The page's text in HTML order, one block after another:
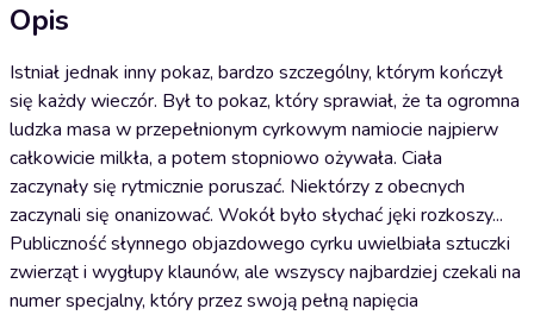
Opis
Istniał jednak inny pokaz, bardzo szczególny, którym kończył
się każdy wieczór. Był to pokaz, który sprawiał, że ta ogromna
ludzka masa w przepełnionym cyrkowym namiocie najpierw
całkowicie milkła, a potem stopniowo ożywała. Ciała
zaczynały się rytmicznie poruszać. Niektórzy z obecnych
zaczynali się onanizować. Wokół było słychać jęki rozkoszy...
Publiczność słynnego objazdowego cyrku uwielbiała sztuczki
zwierząt i wygłupy klaunów, ale wszyscy najbardziej czekali na
numer specjalny, który przez swoją pełną napięcia